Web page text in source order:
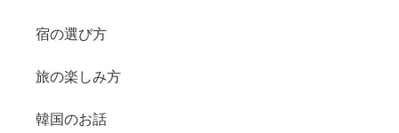
宿の選び方
旅の楽しみ方
韓国のお話